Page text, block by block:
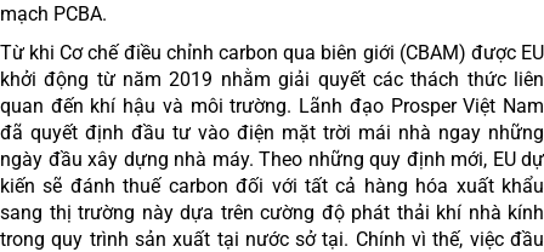
mạch PCBA.
Từ khi Cơ chế điều chỉnh carbon qua biên giới (CBAM) được EU
khởi động từ năm 2019 nhằm giải quyết các thách thức liên
quan đến khí hậu và môi trường. Lãnh đạo Prosper Việt Nam
đã quyết định đầu tư vào điện mặt trời mái nhà ngay những
ngày đầu xây dựng nhà máy. Theo những quy định mới, EU dự
kiến sẽ đánh thuế carbon đối với tất cả hàng hóa xuất khẩu
sang thị trường này dựa trên cường độ phát thải khí nhà kính
trong quy trình sản xuất tại nước sở tại. Chính vì thế, việc đầu